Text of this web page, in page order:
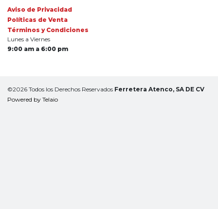
Aviso de Privacidad
Políticas de Venta
Términos y Condiciones
Lunes a Viernes
9:00 am a 6:00 pm
©2026 Todos los Derechos Reservados Ferretera Atenco, SA DE CV
Powered by Telaio